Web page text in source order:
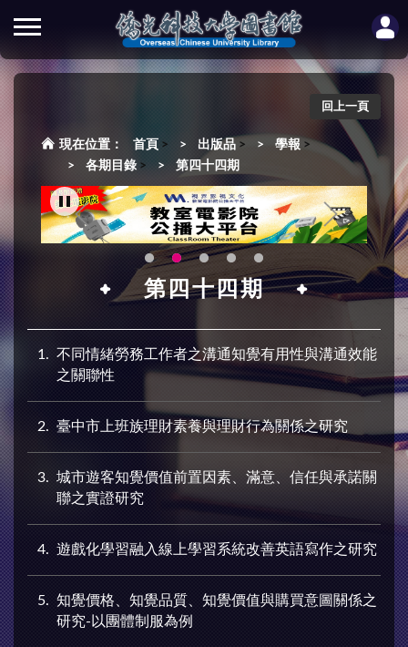
回上一頁
首頁 > 出版品 > 學報 >
各期目錄 > 第四十四期
第四十四期
1
不同情緒勞務工作者之溝通知覺有用性與溝通效能
之關聯性
2 臺中市上班族理財素養與理財行為關係之研究
3
城市遊客知覺價值前置因素、滿意、信任與承諾關
聯之實證研究
4 遊戲化學習融入線上學習系統改善英語寫作之研究
5
知覺價格、知覺品質、知覺價值與購買意圖關係之
研究-以團體制服為例